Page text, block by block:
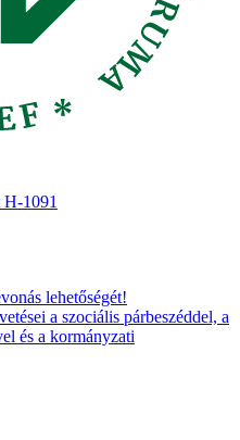
H-1091
lehetőségét!
a szociális párbeszéddel, a
és a kormányzati